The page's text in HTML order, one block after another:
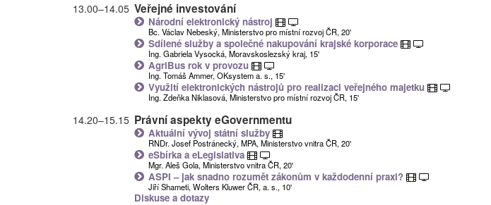
13.00–14.05 Veřejné investování
Národní elektronický nástroj
Bc. Václav Nebeský, Ministerstvo pro místní rozvoj ČR, 20'
Sdílené služby a společné nakupování krajské korporace
Ing. Gabriela Vysocká, Moravskoslezský kraj, 15'
AgriBus rok v provozu
Ing. Tomáš Ammer, OKsystem a. s., 15'
Využití elektronických nástrojů pro realizaci veřejného majetku
Ing. Zdeňka Niklasová, Ministerstvo pro místní rozvoj ČR, 15'
14.20–15.15 Právní aspekty eGovernmentu
Aktuální vývoj státní služby
RNDr. Josef Postránecký, MPA, Ministerstvo vnitra ČR, 20'
eSbírka a eLegislativa
Mgr. Aleš Gola, Ministerstvo vnitra ČR, 20'
ASPI – jak snadno rozumět zákonům v každodenní praxi?
Jiří Shameti, Wolters Kluwer ČR, a. s., 10'
Diskuse a dotazy